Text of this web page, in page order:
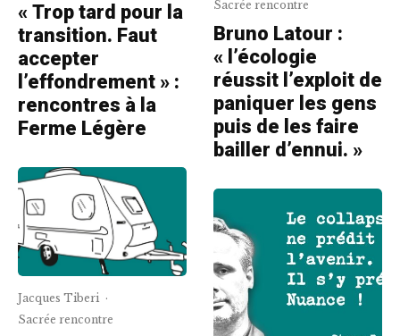
« Trop tard pour la
transition. Faut
accepter
l’effondrement » :
rencontres à la
Ferme Légère
Jacques Tiberi ·
Sacrée rencontre
Sacrée rencontre
Bruno Latour :
« l’écologie
réussit l’exploit de
paniquer les gens
puis de les faire
bailler d’ennui. »